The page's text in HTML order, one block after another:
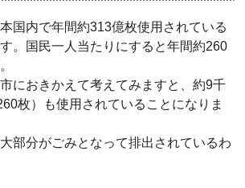
国内で年間約313億枚使用されている
。国民一人当たりにすると年間約260
におきかえて考えてみますと、約9千
枚）も使用されていることになりま
部分がごみとなって排出されているわ